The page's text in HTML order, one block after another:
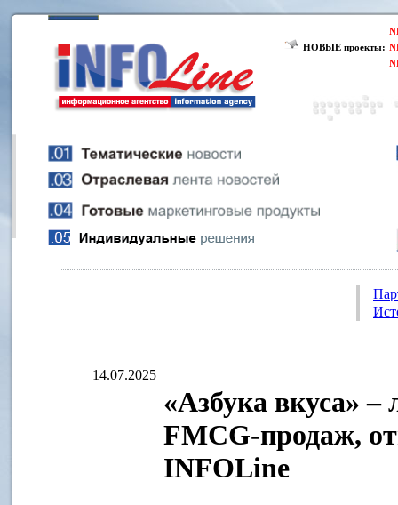
НОВЫЕ проекты:
14.07.2025
«Азбука вкуса» –
FMCG-продаж,
INFOLine